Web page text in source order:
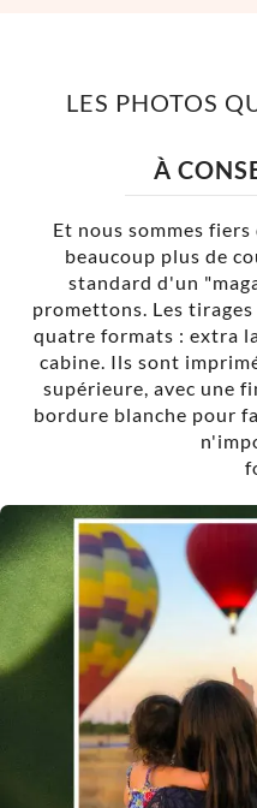
LES PHOTOS
À
Et nous sommes
beaucoup plus de
standard d'un
promettons. Les
quatre formats : extra
cabine. Ils sont
supérieure, avec une
bordure blanche pour